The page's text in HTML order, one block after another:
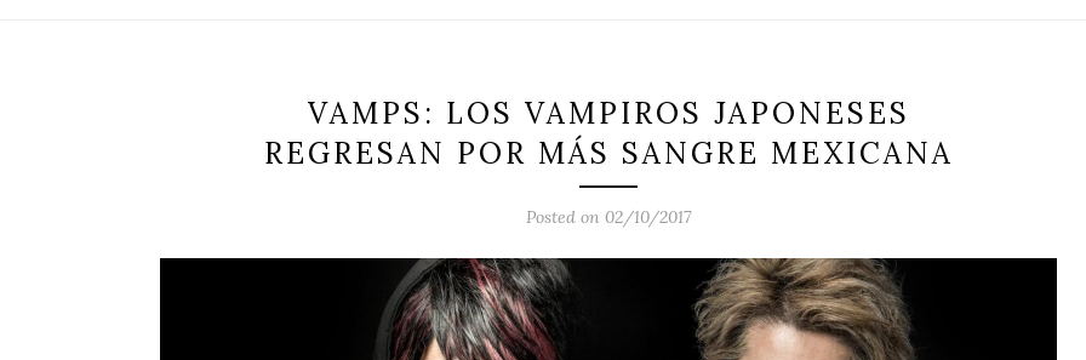
VAMPS: LOS VAMPIROS JAPONESES
REGRESAN POR MÁS SANGRE MEXICANA
Posted on 02/10/2017